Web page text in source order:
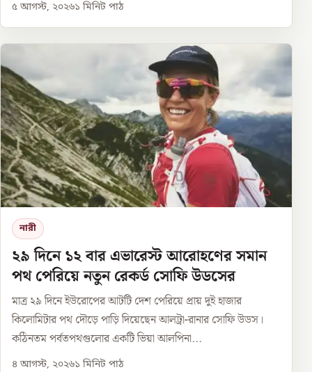
৫ আগস্ট, ২০২৬১ মিনিট পাঠ
নারী
২৯ দিনে ১২ বার এভারেস্ট আরোহণের সমান
পথ পেরিয়ে নতুন রেকর্ড সোফি উডসের
মাত্র ২৯ দিনে ইউরোপের আটটি দেশ পেরিয়ে প্রায় দুই হাজার
কিলোমিটার পথ দৌড়ে পাড়ি দিয়েছেন আলট্রা-রানার সোফি উডস।
কঠিনতম পর্বতপথগুলোর একটি ভিয়া আলপিনা...
৪ আগস্ট, ২০২৬১ মিনিট পাঠ